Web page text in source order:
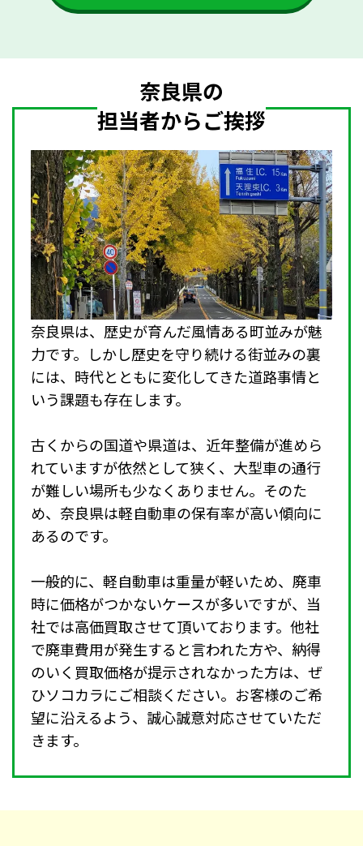
奈良県の
担当者からご挨拶
奈良県は、歴史が育んだ風情ある町並みが魅
力です。しかし歴史を守り続ける街並みの裏
には、時代とともに変化してきた道路事情と
いう課題も存在します。
古くからの国道や県道は、近年整備が進めら
れていますが依然として狭く、大型車の通行
が難しい場所も少なくありません。そのた
め、奈良県は軽自動車の保有率が高い傾向に
あるのです。
一般的に、軽自動車は重量が軽いため、廃車
時に価格がつかないケースが多いですが、当
社では高価買取させて頂いております。他社
で廃車費用が発生すると言われた方や、納得
のいく買取価格が提示されなかった方は、ぜ
ひソコカラにご相談ください。お客様のご希
望に沿えるよう、誠心誠意対応させていただ
きます。